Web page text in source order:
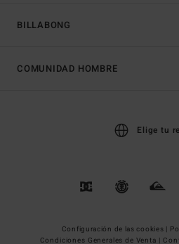
BILLABONG
COMUNIDAD HOMBRE
Elige tu
Configuración de las cookies |
Condiciones Generales de Venta |